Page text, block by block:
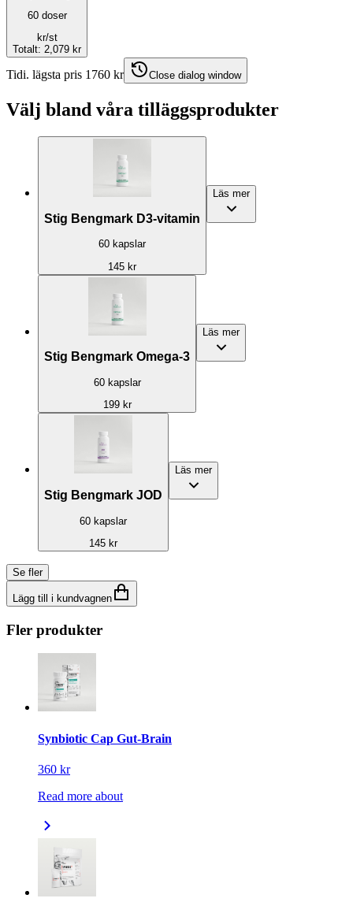
60 doser
kr/st
Totalt: 2,079 kr
Tidi. lägsta pris 1760 kr Close dialog window
Välj bland våra tilläggsprodukter
Stig Bengmark D3-vitamin
60 kapslar
145 kr
Läs mer
Stig Bengmark Omega-3
60 kapslar
199 kr
Läs mer
Stig Bengmark JOD
60 kapslar
145 kr
Läs mer
Se fler
Lägg till i kundvagnen
Fler produkter
Synbiotic Cap Gut-Brain
360 kr
Read more about